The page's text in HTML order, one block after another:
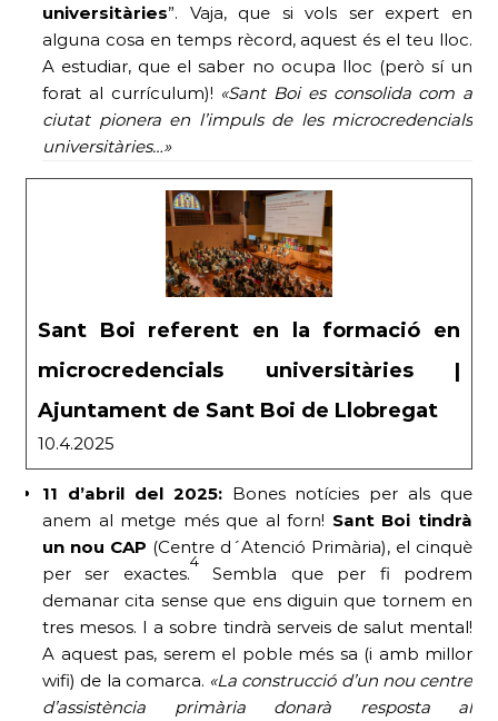
universitàries”. Vaja, que si vols ser expert en
alguna cosa en temps rècord, aquest és el teu lloc.
A estudiar, que el saber no ocupa lloc (però sí un
forat al currículum)! «Sant Boi es consolida com a
ciutat pionera en l’impuls de les microcredencials
universitàries…»
Sant Boi referent en la formació en
microcredencials universitàries |
Ajuntament de Sant Boi de Llobregat
10.4.2025
11 d’abril del 2025:Bones notícies per als que
anem al metge més que al forn! Sant Boi tindrà
un nou CAP (Centre d´Atenció Primària), el cinquè
per ser exactes.
4
Sembla que per fi podrem
demanar cita sense que ens diguin que tornem en
tres mesos. I a sobre tindrà serveis de salut mental!
A aquest pas, serem el poble més sa (i amb millor
wifi) de la comarca. «La construcció d’un nou centre
d’assistència primària donarà resposta al